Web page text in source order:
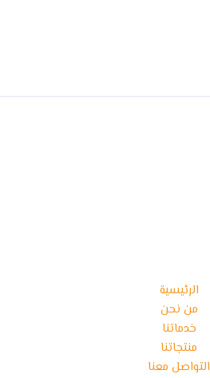
الرئيسية
من نحن
خدماتنا
منتجاتنا
التواصل معنا